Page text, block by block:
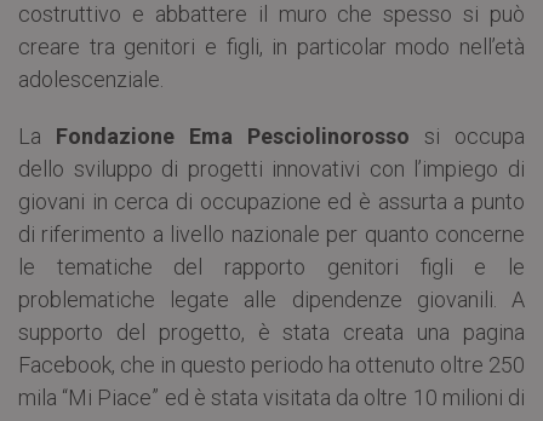
costruttivo e abbattere il muro che spesso si può
creare tra genitori e figli, in particolar modo nell’età
adolescenziale.
La Fondazione Ema Pesciolinorosso si occupa
dello sviluppo di progetti innovativi con l’impiego di
giovani in cerca di occupazione ed è assurta a punto
di riferimento a livello nazionale per quanto concerne
le tematiche del rapporto genitori figli e le
problematiche legate alle dipendenze giovanili. A
supporto del progetto, è stata creata una pagina
Facebook, che in questo periodo ha ottenuto oltre 250
mila “Mi Piace” ed è stata visitata da oltre 10 milioni di